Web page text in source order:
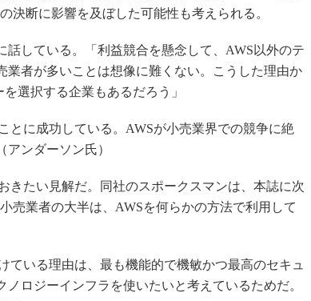
決断に影響を及ぼした可能性も考えられる。
している。「利益競合を懸念して、AWS以外のテ
業者が多いことは想像に難くない。こうした理由か
選択する企業もあるだろう」
に成功している。AWSが小売業界での競争に絶
ンダーソン氏）
たい見解だ。同社のスポークスマンは、本誌に次
売業者の大半は、AWSを何らかの方法で利用して
いる理由は、最も機能的で機敏かつ最高のセキュ
ロジーインフラを使いたいと考えているためだ。